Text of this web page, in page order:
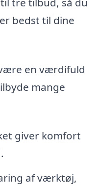
bedst til dine
en værdifuld
mange
giver komfort
af værktøj,